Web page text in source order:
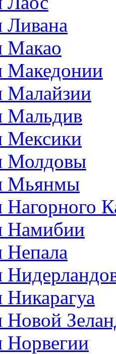
Макао
Мальдив
Молдовы
Мьянмы
Намибии